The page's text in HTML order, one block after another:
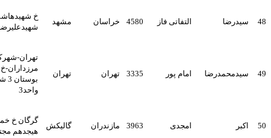
التفاتی فاز 4580 خراسان مشهد
خ شهیدهاشمی نژاد - کوچه
شهیدعلیرضا مولوی پ 85
امام پور 3335 تهران تهران
تهران-شهرک ژاندارمری-بلوار
مرزداران-خ 35 متری لاله-
بوستان 3 شرقی-پلاک23-
امجدی 3963 مازندران گالیکش
گرگان خ خمینی افتاب
هیجدهم مجتمع سالار